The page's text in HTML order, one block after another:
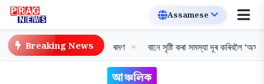
Breaking News
নালাগে মাচুল: নির্মলা সীতাৰমণ বানে সৃষ্টি কৰা সমস্যা দূৰ কৰিবলৈ ‘অসম
আঞ্চলিক